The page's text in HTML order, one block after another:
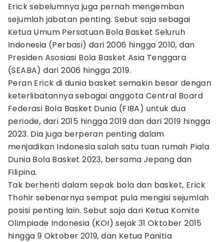
Erick sebelumnya juga pernah mengemban
sejumlah jabatan penting. Sebut saja sebagai
Ketua Umum Persatuan Bola Basket Seluruh
Indonesia (Perbasi) dari 2006 hingga 2010, dan
Presiden Asosiasi Bola Basket Asia Tenggara
(SEABA) dari 2006 hingga 2019.
Peran Erick di dunia basket semakin besar dengan
keterlibatannya sebagai anggota Central Board
Federasi Bola Basket Dunia (FIBA) untuk dua
periode, dari 2015 hingga 2019 dan dari 2019 hingga
2023. Dia juga berperan penting dalam
menjadikan Indonesia salah satu tuan rumah Piala
Dunia Bola Basket 2023, bersama Jepang dan
Filipina.
Tak berhenti dalam sepak bola dan basket, Erick
Thohir sebenarnya sempat pula mengisi sejumlah
posisi penting lain. Sebut saja dari Ketua Komite
Olimpiade Indonesia (KOI) sejak 31 Oktober 2015
hingga 9 Oktober 2019, dan Ketua Panitia